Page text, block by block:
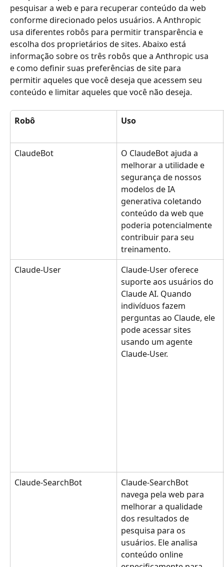
pesquisar a web e para recuperar conteúdo da web
conforme direcionado pelos usuários. A Anthropic
usa diferentes robôs para permitir transparência e
escolha dos proprietários de sites. Abaixo está
informação sobre os três robôs que a Anthropic usa
e como definir suas preferências de site para
permitir aqueles que você deseja que acessem seu
conteúdo e limitar aqueles que você não deseja.
Robô Uso
ClaudeBot
O ClaudeBot ajuda a
melhorar a utilidade e
segurança de nossos
modelos de IA
generativa coletando
conteúdo da web que
poderia potencialmente
contribuir para seu
treinamento.
Claude-User
Claude-User oferece
suporte aos usuários do
Claude AI. Quando
indivíduos fazem
perguntas ao Claude, ele
pode acessar sites
usando um agente
Claude-User.
Claude-SearchBot
Claude-SearchBot
navega pela web para
melhorar a qualidade
dos resultados de
pesquisa para os
usuários. Ele analisa
conteúdo online